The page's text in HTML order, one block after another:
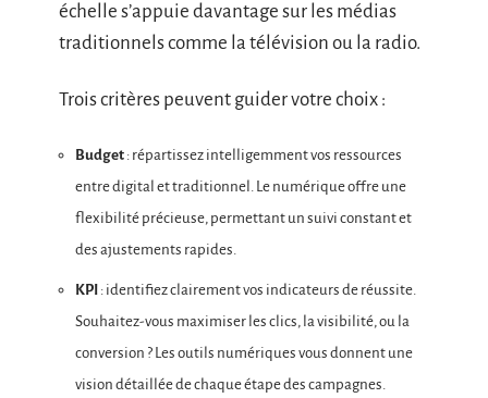
échelle s’appuie davantage sur les médias
traditionnels comme la télévision ou la radio.
Trois critères peuvent guider votre choix :
Budget : répartissez intelligemment vos ressources
entre digital et traditionnel. Le numérique offre une
flexibilité précieuse, permettant un suivi constant et
des ajustements rapides.
KPI : identifiez clairement vos indicateurs de réussite.
Souhaitez-vous maximiser les clics, la visibilité, ou la
conversion ? Les outils numériques vous donnent une
vision détaillée de chaque étape des campagnes.